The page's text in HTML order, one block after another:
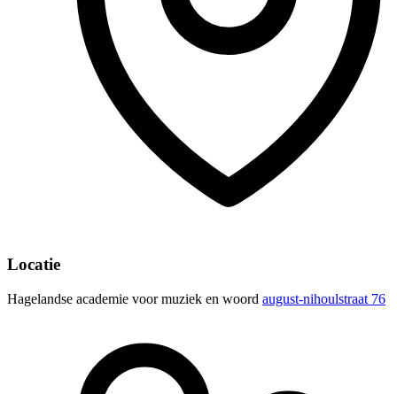
Locatie
Hagelandse academie voor muziek en woord august-nihoulstraat 76